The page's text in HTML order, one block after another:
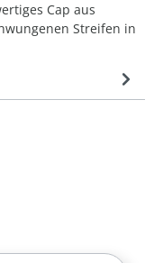
Cap aus
Streifen in